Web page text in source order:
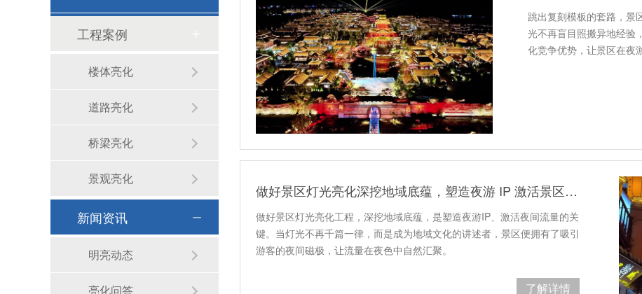
跳出复刻模板的套路，景
光不再盲目照搬异地经验
化竞争优势，让景区在夜
做好景区灯光亮化深挖地域底蕴，塑造夜游 IP 激活景区夜间流量
做好景区灯光亮化工程，深挖地域底蕴，是塑造夜游IP、激活夜间流量的关
键。当灯光不再千篇一律，而是成为地域文化的讲述者，景区便拥有了吸引
游客的夜间磁极，让流量在夜色中自然汇聚。
了解详情
工程案例
楼体亮化
道路亮化
桥梁亮化
景观亮化
新闻资讯
明亮动态
亮化问答